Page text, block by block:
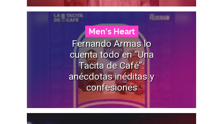
Men's Heart
Fernando Armas lo
cuenta todo en “Una
Tacita de Café”:
anécdotas inéditas y
confesiones